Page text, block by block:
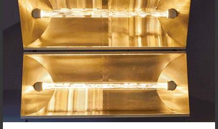
Suscríbete a la newsletter
Insertar residencias
Insertar exposición o evento